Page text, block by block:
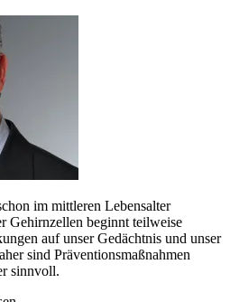
im mittleren Lebensalter
Gehirnzellen beginnt teilweise
auf unser Gedächtnis und unser
sind Präventionsmaßnahmen
sinnvoll.